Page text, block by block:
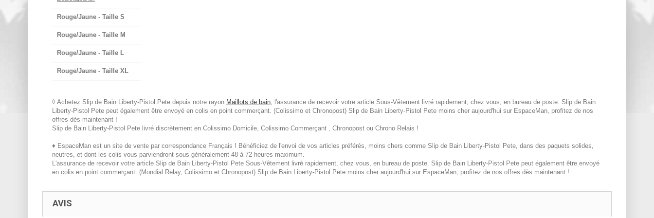
Rouge/Jaune - Taille S
Rouge/Jaune - Taille M
Rouge/Jaune - Taille L
Rouge/Jaune - Taille XL
◊ Achetez Slip de Bain Liberty-Pistol Pete depuis notre rayon Maillots de bain, l'assurance de recevoir votre article Sous-Vêtement livré rapidement, chez vous, en bureau de poste. Slip de Bain
Liberty-Pistol Pete peut également être envoyé en colis en point commerçant. (Colissimo et Chronopost) Slip de Bain Liberty-Pistol Pete moins cher aujourd'hui sur EspaceMan, profitez de nos
offres dès maintenant !
Slip de Bain Liberty-Pistol Pete livré discrètement en Colissimo Domicile, Colissimo Commerçant , Chronopost ou Chrono Relais !
♦ EspaceMan est un site de vente par correspondance Français ! Bénéficiez de l'envoi de vos articles préférés, moins chers comme Slip de Bain Liberty-Pistol Pete, dans des paquets solides,
neutres, et dont les colis vous parviendront sous généralement 48 à 72 heures maximum.
L'assurance de recevoir votre article Slip de Bain Liberty-Pistol Pete Sous-Vêtement livré rapidement, chez vous, en bureau de poste. Slip de Bain Liberty-Pistol Pete peut également être envoyé
en colis en point commerçant. (Mondial Relay, Colissimo et Chronopost) Slip de Bain Liberty-Pistol Pete moins cher aujourd'hui sur EspaceMan, profitez de nos offres dès maintenant !
AVIS